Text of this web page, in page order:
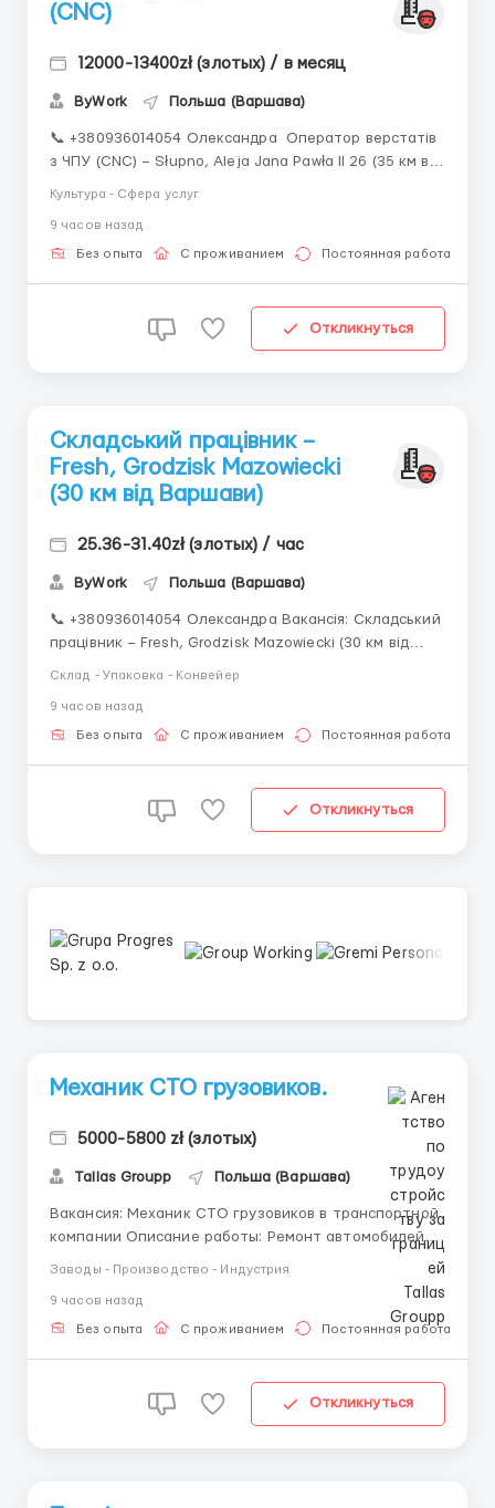
(CNC)
12000-13400zł (злотых) / в месяц
ByWork Польша (Варшава)
📞 +380936014054 Олександра Оператор верстатів
з ЧПУ (CNC) – Słupno, Aleja Jana Pawła II 26 (35 км від
числовим програмним керуванням 📄 Офіційне
працевлаштування — umowa zlecenie 💰 С...
Культура - Сфера услуг
9 часов назад
Без опыта С проживанием Постоянная работа
Откликнуться
Складський працівник –
Fresh, Grodzisk Mazowiecki
(30 км від Варшави)
25.36-31.40zł (злотых) / час
ByWork Польша (Варшава)
📞 +380936014054 Олександра Вакансія: Складський
працівник – Fresh, Grodzisk Mazowiecki (30 км від
чоловіків і пар з легальним статусом перебування 🗣️
Базове розуміння польської мови,...
Склад - Упаковка - Конвейер
9 часов назад
Без опыта С проживанием Постоянная работа
Откликнуться
Механик СТО грузовиков.
5000-5800 zł (злотых)
Tallas Groupp Польша (Варшава)
Вакансия: Механик СТО грузовиков в транспортной
компании Описание работы: Ремонт автомобилей
Понедельник — пятница с 8:00 до 17:00 Суббота с
8:00 до 14:00 Условия оплаты: Зарплата зависит от
Заводы - Производство - Индустрия
9 часов назад
Без опыта С проживанием Постоянная работа
Откликнуться